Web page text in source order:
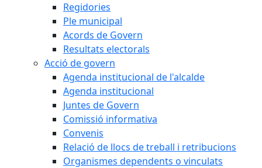
Regidories
Ple municipal
Acords de Govern
Resultats electorals
Acció de govern
Agenda institucional de l'alcalde
Agenda institucional
Juntes de Govern
Comissió informativa
Convenis
Relació de llocs de treball i retribucions
Organismes dependents o vinculats